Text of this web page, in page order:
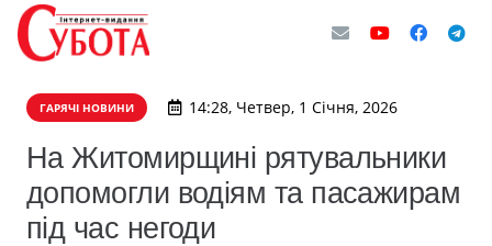
ГАРЯЧІ НОВИНИ 14:28, Четвер, 1 Січня, 2026
На Житомирщині рятувальники
допомогли водіям та пасажирам
під час негоди